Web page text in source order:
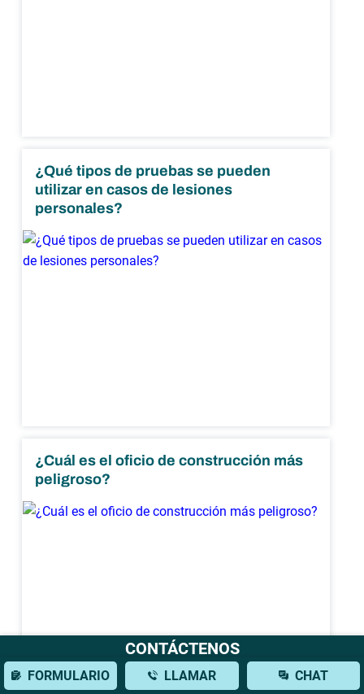
¿Qué tipos de pruebas se pueden
utilizar en casos de lesiones
personales?
¿Cuál es el oficio de construcción más
peligroso?
CONTÁCTENOS
FORMULARIO LLAMAR CHAT